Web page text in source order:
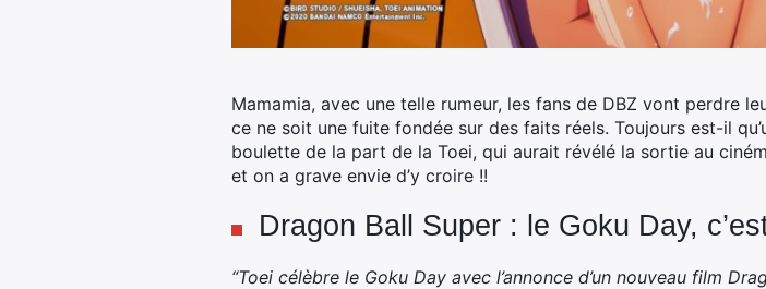
Mamamia, avec une telle rumeur, les fans de DBZ vont perdre
ce ne soit une fuite fondée sur des faits réels. Toujours est-il
boulette de la part de la Toei, qui aurait révélé la sortie au
et on a grave envie d’y croire !!
Dragon Ball Super : le Goku Day,
“Toei célèbre le Goku Day avec l’annonce d’un nouveau film